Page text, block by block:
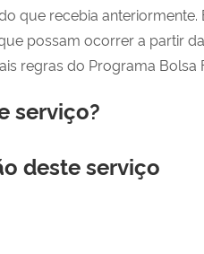
que recebia anteriormente.
possam ocorrer a partir
regras do Programa Bolsa
serviço?
deste serviço